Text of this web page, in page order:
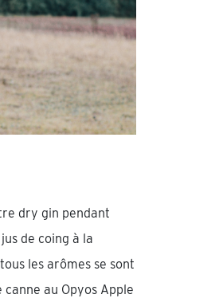
dry gin pendant
de coing à la
les arômes se sont
au Opyos Apple